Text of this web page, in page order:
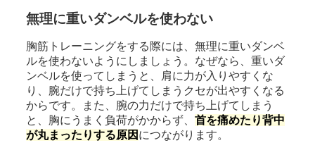
無理に重いダンベルを使わない
胸筋トレーニングをする際には、無理に重いダンベ
ルを使わないようにしましょう。なぜなら、重いダ
ンベルを使ってしまうと、肩に力が入りやすくな
り、腕だけで持ち上げてしまうクセが出やすくなる
からです。また、腕の力だけで持ち上げてしまう
と、胸にうまく負荷がかからず、首を痛めたり背中
が丸まったりする原因 につながります。